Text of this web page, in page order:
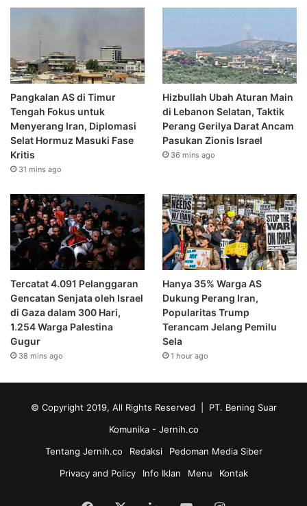
Pangkalan AS di Timur
Tengah Fokus untuk
Menyerang Iran, Diplomasi
Selat Hormuz Masuki Fase
Kritis
31 mins ago
Hizbullah Ubah Aturan Main
di Lebanon Selatan, Taktik
Perang Gerilya Darat Ancam
Pasukan Zionis Israel
36 mins ago
Tercatat 4.091 Pelanggaran
Gencatan Senjata oleh Israel
di Gaza dalam 300 Hari,
1.254 Warga Palestina
Gugur
38 mins ago
Hanya 35% Warga AS
Dukung Perang Iran,
Popularitas Trump
Terancam Jelang Pemilu
Sela
1 hour ago
© Copyright 2019, All Rights Reserved | PT. Bening Suar
Komunika - Jernih.co
Tentang Jernih.co
Redaksi
Pedoman Media Siber
Privacy and Policy
Info Iklan Menu Kontak